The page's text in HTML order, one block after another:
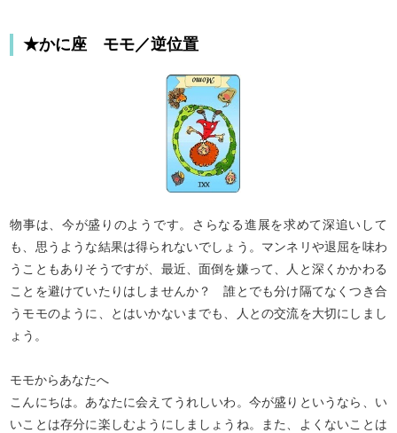
★かに座 モモ／逆位置
物事は、今が盛りのようです。さらなる進展を求めて深追いして
も、思うような結果は得られないでしょう。マンネリや退屈を味わ
うこともありそうですが、最近、面倒を嫌って、人と深くかかわる
ことを避けていたりはしませんか？ 誰とでも分け隔てなくつき合
うモモのように、とはいかないまでも、人との交流を大切にしまし
ょう。
モモからあなたへ
こんにちは。あなたに会えてうれしいわ。今が盛りというなら、い
いことは存分に楽しむようにしましょうね。また、よくないことは